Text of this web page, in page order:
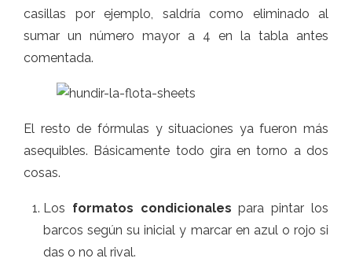
casillas por ejemplo, saldría como eliminado al
sumar un número mayor a 4 en la tabla antes
comentada.
El resto de fórmulas y situaciones ya fueron más
asequibles. Básicamente todo gira en torno a dos
cosas.
Los formatos condicionales para pintar los
barcos según su inicial y marcar en azul o rojo si
das o no al rival.